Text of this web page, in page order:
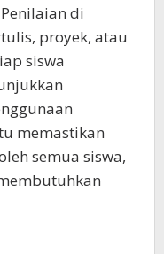
di
proyek, atau
siswa
memastikan
semua siswa,